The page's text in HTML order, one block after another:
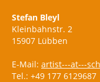
Stefan Bleyl
Kleinbahnstr. 2
15907 Lübben
E-Mail: artist---at---
Tel.: +49 177 6129687